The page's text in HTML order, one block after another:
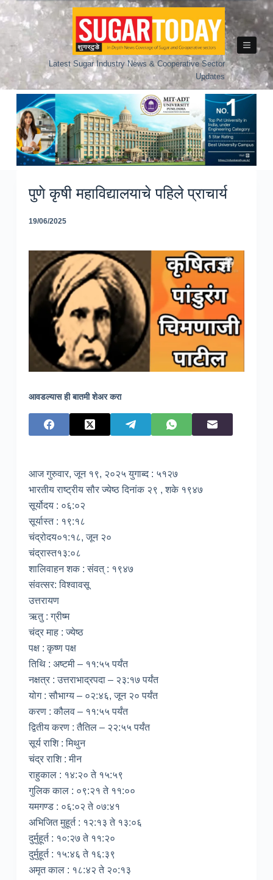
Skip
to
Latest Sugar Industry News & Cooperative Sector
Updates
पुणे कृषी महाविद्यालयाचे पहिले प्राचार्य
19/06/2025
आवडल्यास ही बातमी शेअर करा
आज गुरुवार, जून १९, २०२५ युगाब्द : ५१२७
भारतीय राष्ट्रीय सौर ज्येष्ठ दिनांक २९ , शके १९४७
सूर्योदय : ०६:०२
सूर्यास्त : १९:१८
चंद्रोदय०१:१८, जून २०
चंद्रास्त१३:०८
शालिवाहन शक : संवत् : १९४७
संवत्सर: विश्वावसू
उत्तरायण
ऋतु : ग्रीष्म
चंद्र माह : ज्येष्ठ
पक्ष : कृष्ण पक्ष
तिथि : अष्टमी – ११:५५ पर्यंत
नक्षत्र : उत्तराभाद्रपदा – २३:१७ पर्यंत
योग : सौभाग्य – ०२:४६, जून २० पर्यंत
करण : कौलव – ११:५५ पर्यंत
द्वितीय करण : तैतिल – २२:५५ पर्यंत
सूर्य राशि : मिथुन
चंद्र राशि : मीन
राहुकाल : १४:२० ते १५:५९
गुलिक काल : ०९:२१ ते ११:००
यमगण्ड : ०६:०२ ते ०७:४१
अभिजित मुहूर्त : १२:१३ ते १३:०६
दुर्मुहूर्त : १०:२७ ते ११:२०
दुर्मुहूर्त : १५:४६ ते १६:३९
अमृत काल : १८:४२ ते २०:१३